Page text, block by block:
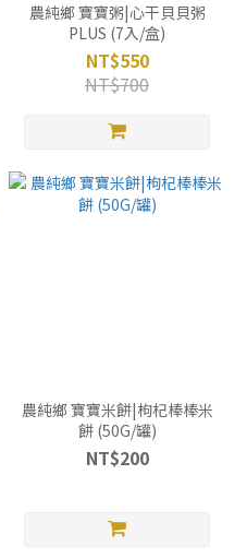
農純鄉 寶寶粥|心干貝貝粥
PLUS (7入/盒)
NT$550
NT$700
農純鄉 寶寶米餅|枸杞棒棒米
餅 (50G/罐)
NT$200